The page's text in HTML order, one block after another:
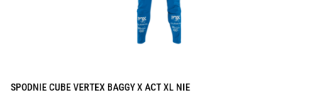
SPODNIE CUBE VERTEX BAGGY X ACT XL NIE